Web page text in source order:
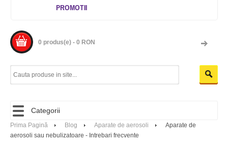
PROMOTII
0 produs(e) - 0 RON
Categorii
Prima Pagină Blog Aparate de aerosoli
Aparate de
aerosoli sau nebulizatoare - Intrebari frecvente